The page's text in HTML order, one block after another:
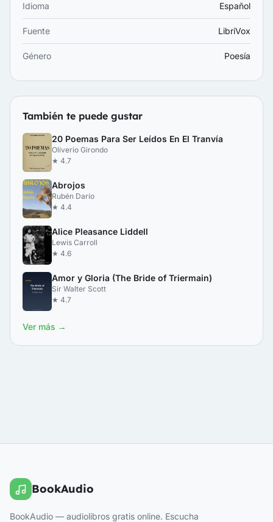
Idioma Español
Fuente LibriVox
Género Poesía
También te puede gustar
20 Poemas Para Ser Leídos En El Tranvía
Oliverio Girondo
★ 4.7
Abrojos
Rubén Darío
★ 4.4
Alice Pleasance Liddell
Lewis Carroll
★ 4.6
Amor y Gloria (The Bride of Triermain)
Sir Walter Scott
★ 4.7
Ver más →
BookAudio
BookAudio — audiolibros gratis online. Escucha